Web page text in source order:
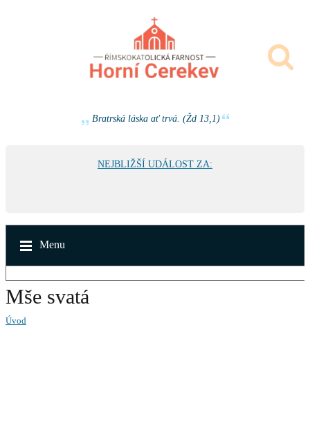
Bratrská láska ať trvá. (Žd 13,1)
NEJBLIŽŠÍ UDÁLOST ZA:
Menu
Mše svatá
Úvod